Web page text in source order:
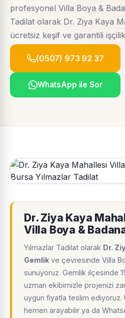
profesyonel Villa Boya &
Tadilat olarak Dr. Ziya Kaya
ücretsiz keşif ve garantili
(0507) 973 92 37
WhatsApp ile Sor
Dr. Ziya Kaya
Villa Boya &
Yılmazlar Tadilat olarak Dr.
Gemlik ve çevresinde Villa
sunuyoruz. Gemlik ilçesinde
uzman ekibimizle projenizi
uygun fiyatla teslim ediyoruz.
hemen arayabilir ya da